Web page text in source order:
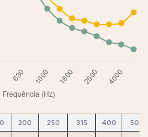
200 250 315 400 500